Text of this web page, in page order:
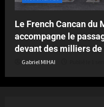
Le French Cancan du
accompagne le
devant des milliers
Gabriel MIHAI